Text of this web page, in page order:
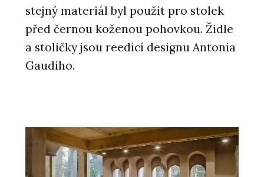
stejný materiál byl použit pro stolek
před černou koženou pohovkou. Židle
a stoličky jsou reedicí designu Antonia
Gaudiho.